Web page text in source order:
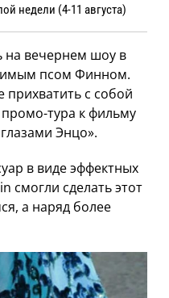
недели (4-11 августа)
на вечернем шоу в
псом Финном.
с собой
тура к фильму
Энцо».
в виде эффектных
смогли сделать этот
а наряд более